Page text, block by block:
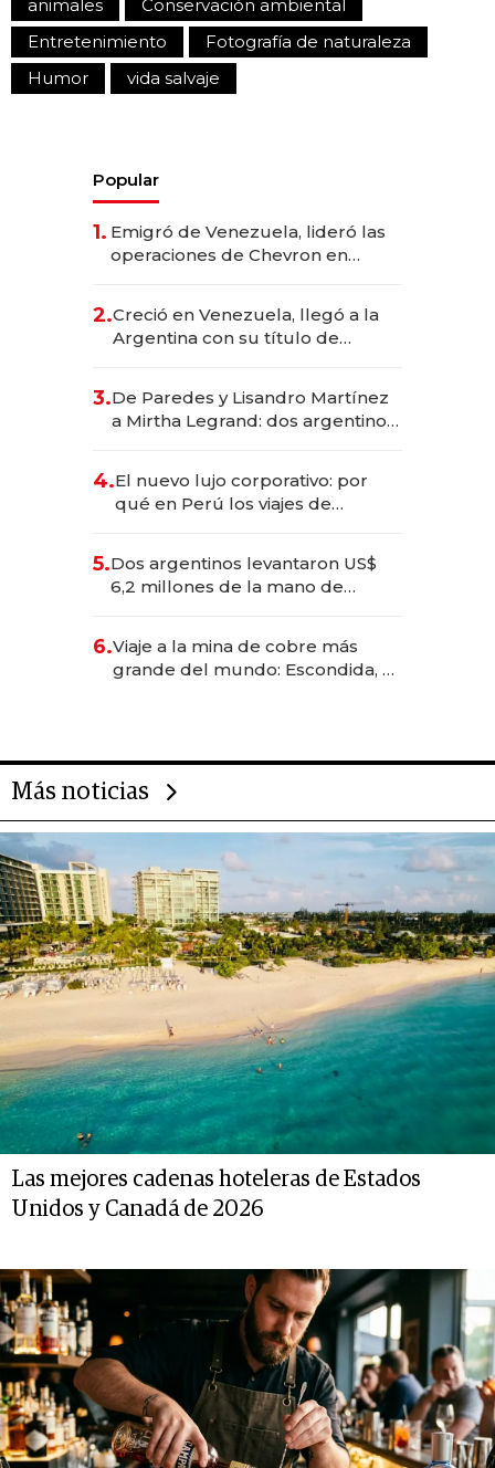
animales
Conservación ambiental
Entretenimiento
Fotografía de naturaleza
Humor
vida salvaje
Popular
1. Emigró de Venezuela, lideró las
operaciones de Chevron en
2.Creció en Venezuela, llegó a la
Argentina con su título de
las marcas "fast premium"
3.De Paredes y Lisandro Martínez
a Mirtha Legrand: dos argentinos
4.El nuevo lujo corporativo: por
qué en Perú los viajes de
transformadoras
5.Dos argentinos levantaron US$
6,2 millones de la mano de
6.Viaje a la mina de cobre más
grande del mundo: Escondida, el
Más noticias
Las mejores cadenas hoteleras de Estados
Unidos y Canadá de 2026